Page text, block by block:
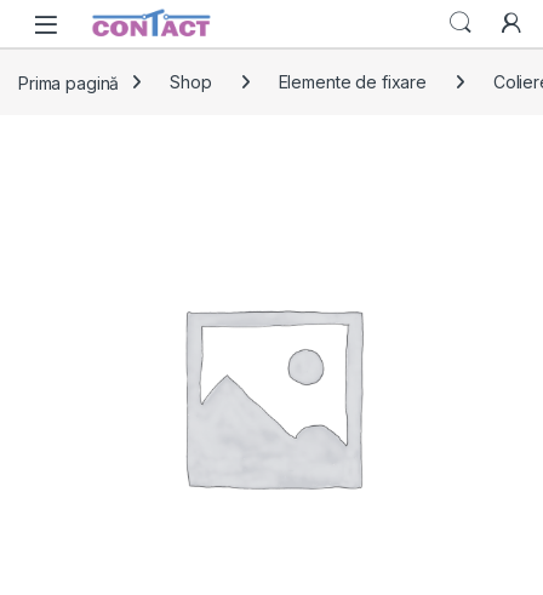
Skip to navigation
Skip to content
Prima pagină Shop Elemente de fixare